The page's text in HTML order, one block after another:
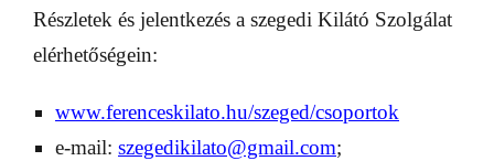
Részletek és jelentkezés a szegedi Kilátó Szolgálat
elérhetőségein:
www.ferenceskilato.hu/szeged/csoportok
e-mail: szegedikilato@gmail.com;